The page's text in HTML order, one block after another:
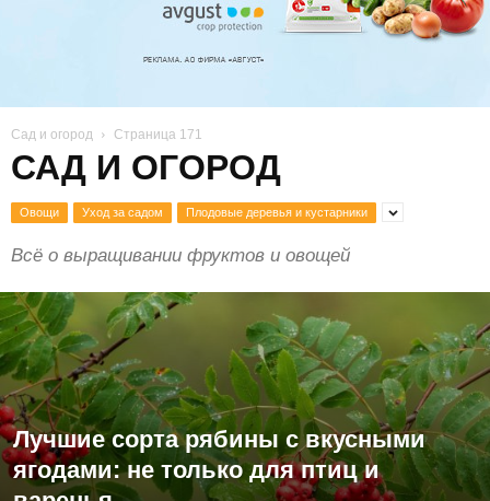
Сад и огород Страница 171
САД И ОГОРОД
Овощи Уход за садом Плодовые деревья и кустарники
Всё о выращивании фруктов и овощей
Лучшие сорта рябины с вкусными
ягодами: не только для птиц и